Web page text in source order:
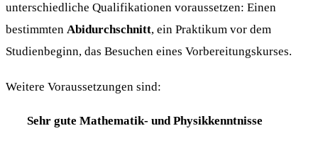
unterschiedliche Qualifikationen voraussetzen: Einen
bestimmten Abidurchschnitt, ein Praktikum vor dem
Studienbeginn, das Besuchen eines Vorbereitungskurses.
Weitere Voraussetzungen sind:
Sehr gute Mathematik- und Physikkenntnisse